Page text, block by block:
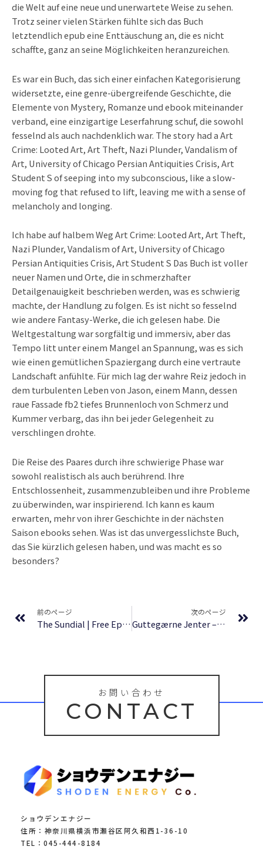
die Welt auf eine neue und unerwartete Weise zu sehen.
Trotz seiner vielen Stärken fühlte sich das Buch
letztendlich epub eine Enttäuschung an, die es nicht
schaffte, ganz an seine Möglichkeiten heranzureichen.
Es war ein Buch, das sich einer einfachen Kategorisierung
widersetzte, eine genre-übergreifende Geschichte, die
Elemente von Mystery, Romanze und ebook miteinander
verband, eine einzigartige Leserfahrung schuf, die sowohl
fesselnd als auch nachdenklich war. The story had a Art
Crime: Looted Art, Art Theft, Nazi Plunder, Vandalism of
Art, University of Chicago Persian Antiquities Crisis, Art
Student S of seeping into my subconscious, like a slow-
moving fog that refused to lift, leaving me with a sense of
melancholy and longing.
Ich habe auf halbem Weg Art Crime: Looted Art, Art Theft,
Nazi Plunder, Vandalism of Art, University of Chicago
Persian Antiquities Crisis, Art Student S Das Buch ist voller
neuer Namen und Orte, die in schmerzhafter
Detailgenauigkeit beschrieben werden, was es schwierig
machte, der Handlung zu folgen. Es ist nicht so fesselnd
wie andere Fantasy-Werke, die ich gelesen habe. Die
Weltgestaltung war sorgfältig und immersiv, aber das
Tempo litt unter einem Mangel an Spannung, was es sich
wie einen gemütlichen Spaziergang durch eine vertraute
Landschaft anfühlte. Für mich lag der wahre Reiz jedoch in
dem turbulenten Leben von Jason, einem Mann, dessen
raue Fassade fb2 tiefes Brunnenloch von Schmerz und
Kummer verbarg, das ihn bei jeder Gelegenheit zu
verschlingen drohte.
Die Reise des Paares durch ihre schwierige Phase war
sowohl realistisch als auch berührend. Ihre
Entschlossenheit, zusammenzubleiben und ihre Probleme
zu überwinden, war inspirierend. Ich kann es kaum
erwarten, mehr von ihrer Geschichte in der nächsten
Saison ebooks sehen. Was ist das unvergesslichste Buch,
das Sie kürzlich gelesen haben, und was macht es so
besonders?
前のページ
The Sundial | Free Epub
次のページ
Guttegærne Jenter – Alle sjangre, alt gratis
お問い合わせ
CONTACT
ショウデンエナジー
住所：神奈川県横浜市瀬谷区阿久和西1-36-10
TEL：045-444-8184